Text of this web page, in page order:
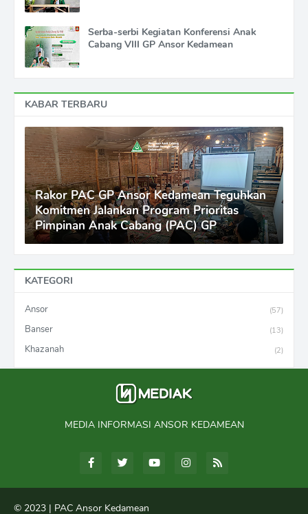
Serba-serbi Kegiatan Konferensi Anak
Cabang VIII GP Ansor Kedamean
KABAR TERBARU
Rakor PAC GP Ansor Kedamean Teguhkan
Komitmen Jalankan Program Prioritas
Pimpinan Anak Cabang (PAC) GP
KATEGORI
Ansor (57)
Banser (13)
Khazanah (2)
MEDIA INFORMASI ANSOR KEDAMEAN
© 2023 | PAC Ansor Kedamean